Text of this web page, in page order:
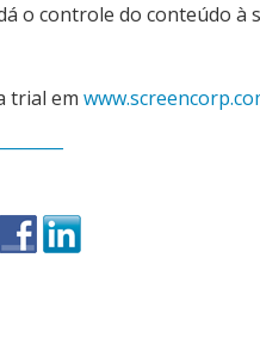
o controle do conteúdo à
trial em